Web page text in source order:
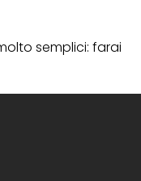
semplici: farai